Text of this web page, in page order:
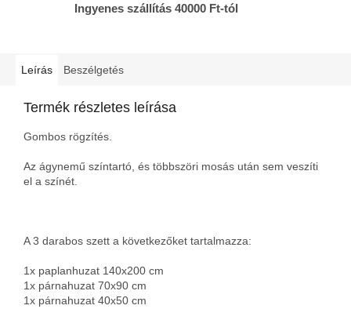
Ingyenes szállítás 40000 Ft-tól
Leírás Beszélgetés
Termék részletes leírása
Gombos rögzítés.
Az ágynemű színtartó, és többszöri mosás után sem veszíti
el a színét.
A 3 darabos szett a következőket tartalmazza:
1x paplanhuzat 140x200 cm
1x párnahuzat 70x90 cm
1x párnahuzat 40x50 cm